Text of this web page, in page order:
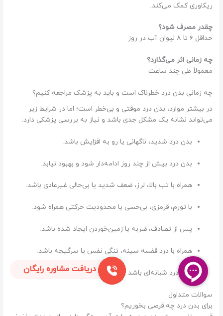
ریکاوری کمک می‌کند.
چقدر مصرف شود؟
حداقل ۶ تا ۸ لیوان آب در روز
چه زمانی اثر می‌گذارد؟
معمولاً طی چند ساعت
چه زمانی بدن درد خطرناک است و باید به پزشک مراجعه کنیم؟
در بیشتر موارد، بدن درد موقتی و بی‌خطر است؛ اما در شرایط زیر
می‌تواند نشانه یک مشکل جدی باشد و نیاز به بررسی پزشکی دارد:
بدن درد شدید، ناگهانی یا رو به افزایش باشد.
بدن درد بیش از چند روز ادامه‌دار شود و بهبود نیابد.
همراه با تب بالا، لرز، ضعف شدید یا بی‌حالی غیرعادی باشد.
با تورم، قرمزی، بی‌حسی یا محدودیت حرکتی همراه شود.
پس از تصادف، ضربه یا زمین‌خوردن ایجاد شده باشد.
همراه با درد قفسه سینه، تنگی نفس یا سرگیجه باشد.
بدن درد شبانه‌ای باشد که خواب را مختل کند.
سوالات متداول
برای بدن درد چه قرصی بخوریم؟
دریافت مشاوره رایگان